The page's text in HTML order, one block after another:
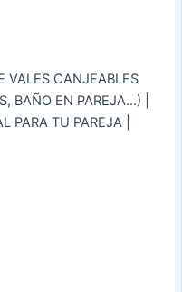
VALES CANJEABLES
BAÑO EN PAREJA...) |
PARA TU PAREJA |